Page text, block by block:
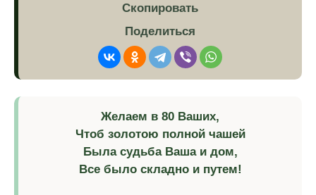
Скопировать
Поделиться
Желаем в 80 Ваших,
Чтоб золотою полной чашей
Была судьба Ваша и дом,
Все было складно и путем!